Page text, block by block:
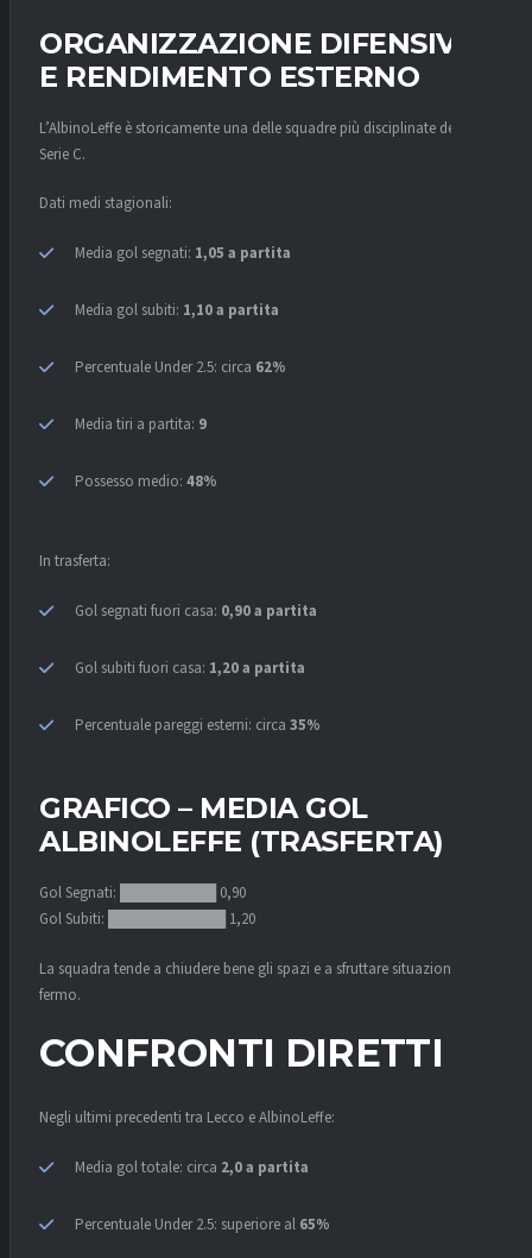
ORGANIZZAZIONE DIFENSIVA
E RENDIMENTO ESTERNO
L’AlbinoLeffe è storicamente una delle squadre più disciplinate della
Serie C.
Dati medi stagionali:
Media gol segnati: 1,05 a partita
Media gol subiti: 1,10 a partita
Percentuale Under 2.5: circa 62%
Media tiri a partita: 9
Possesso medio: 48%
In trasferta:
Gol segnati fuori casa: 0,90 a partita
Gol subiti fuori casa: 1,20 a partita
Percentuale pareggi esterni: circa 35%
GRAFICO – MEDIA GOL
ALBINOLEFFE (TRASFERTA)
Gol Segnati: █████████ 0,90
Gol Subiti: ███████████ 1,20
La squadra tende a chiudere bene gli spazi e a sfruttare situazioni da
fermo.
CONFRONTI DIRETTI
Negli ultimi precedenti tra Lecco e AlbinoLeffe:
Media gol totale: circa 2,0 a partita
Percentuale Under 2.5: superiore al 65%